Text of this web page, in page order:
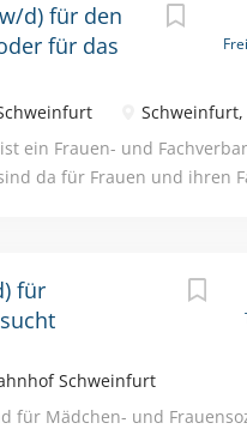
d) für den
für das
ein Frauen- und
da für Frauen und ihren
engagieren? dich nach
oder einer
Tätigkeit und eine
und Durchführung von
Erstellung
für
Schweinfurt
für Mädchen- und